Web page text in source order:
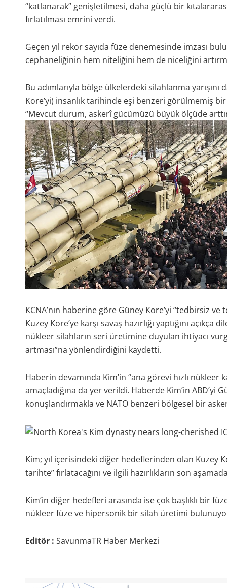
“katlanarak” genişletilmesi, daha güçlü bir
fırlatılması emrini verdi.
Geçen yıl rekor sayıda füze denemesinde imzası
cephaneliğinin hem niteliğini hem de niceliğini
Bu adımlarıyla bölge ülkelerdeki silahlanma yarışını
Kore’yi) insanlık tarihinde eşi benzeri görülmemiş
“Mevcut durum, askerî gücümüzü büyük ölçüde
KCNA’nın haberine göre Güney Kore’yi “tedbirsiz
Kuzey Kore’ye karşı savaş hazırlığı yaptığını
nükleer silahların seri üretimine duyulan ihtiyacı
artması”na yönlendirdiğini kaydetti.
Haberin devamında Kim’in “ana görevi hızlı nükleer
amaçladığına da yer verildi. Haberde Kim’in ABD’yi
konuşlandırmakla ve NATO benzeri bölgesel bir
Kim; yıl içerisindeki diğer hedeflerinden olan Kuzey
tarihte” fırlatacağını ve ilgili hazırlıkların son
Kim’in diğer hedefleri arasında ise çok başlıklı bir
nükleer füze ve hipersonik bir silah üretimi
Editör : SavunmaTR Haber Merkezi